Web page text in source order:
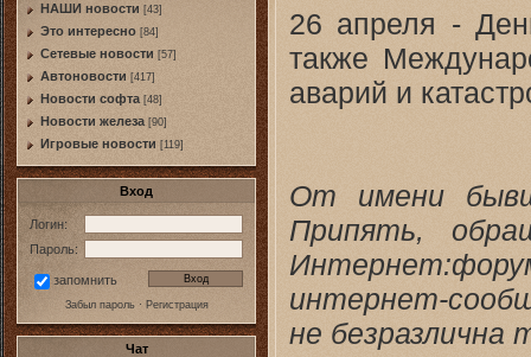
НАШИ новости [43]
Это интересно [84]
Сетевые новости [57]
Автоновости [417]
Новости софта [48]
Новоcти железа [90]
Игровые новости [119]
Вход
Логин:
Пароль:
запомнить
Забыл пароль· Регистрация
Чат
26 апреля -
также
аварий и
От имени
Припять,
интернет-
не